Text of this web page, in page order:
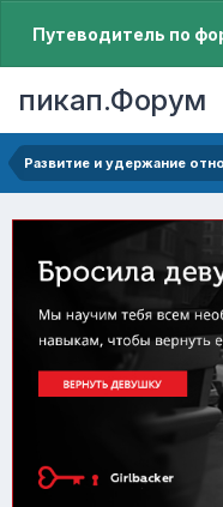
Путеводитель по
пикап.Форум
Pазвитие и удержание